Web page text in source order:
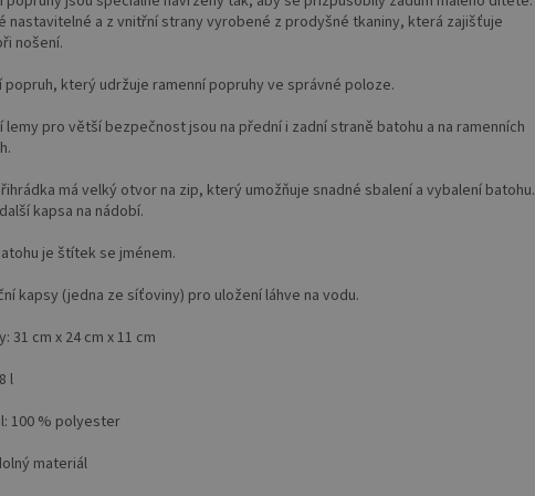
nastavitelné a z vnitřní strany vyrobené z prodyšné tkaniny, která zajišťuje
nošení.
popruh, který udržuje ramenní popruhy ve správné poloze.
lemy pro větší bezpečnost jsou na přední i zadní straně batohu a na ramenních
má velký otvor na zip, který umožňuje snadné sbalení a vybalení batohu.
kapsa na nádobí.
je štítek se jménem.
kapsy (jedna ze síťoviny) pro uložení láhve na vodu.
31 cm x 24 cm x 11 cm
l
100 % polyester
materiál